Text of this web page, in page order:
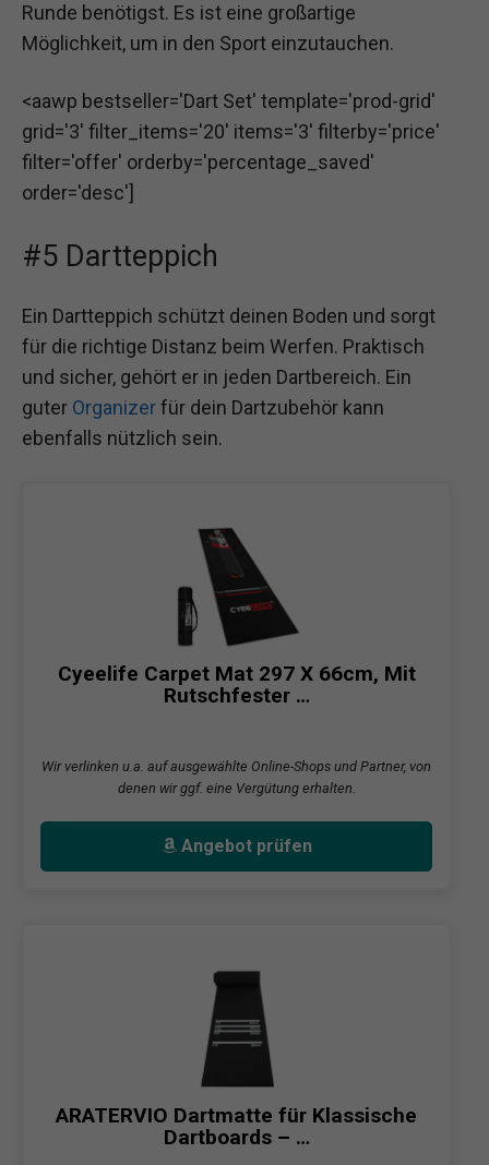
Runde benötigst. Es ist eine großartige
Möglichkeit, um in den Sport einzutauchen.
<aawp bestseller='Dart Set' template='prod-grid'
grid='3' filter_items='20' items='3' filterby='price'
filter='offer' orderby='percentage_saved'
order='desc']
#5 Dartteppich
Ein Dartteppich schützt deinen Boden und sorgt
für die richtige Distanz beim Werfen. Praktisch
und sicher, gehört er in jeden Dartbereich. Ein
guter Organizerfür dein Dartzubehör kann
ebenfalls nützlich sein.
Cyeelife Carpet Mat 297 X 66cm, Mit
Rutschfester …
Wir verlinken u.a. auf ausgewählte Online-Shops und Partner, von
denen wir ggf. eine Vergütung erhalten.
Angebot prüfen
ARATERVIO Dartmatte für Klassische
Dartboards – …